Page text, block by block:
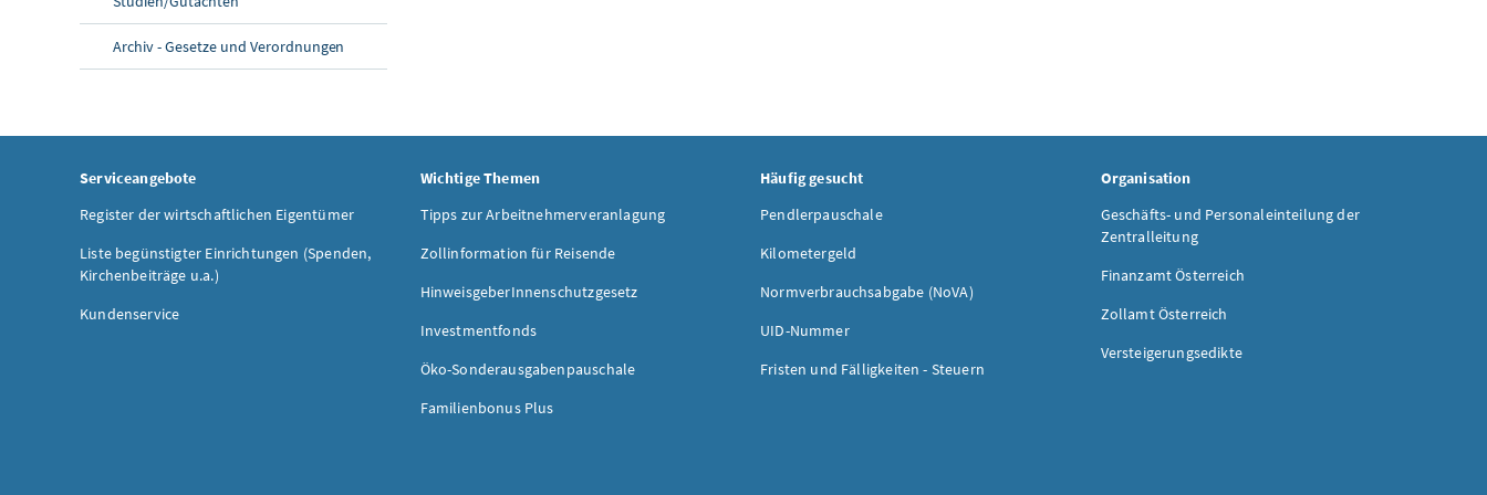
Archiv - Gesetze und Verordnungen
Serviceangebote
Register der wirtschaftlichen Eigentümer
Liste begünstigter Einrichtungen (Spenden,
Kirchenbeiträge u.a.)
Kundenservice
Wichtige Themen
Tipps zur Arbeitnehmerveranlagung
Zollinformation für Reisende
HinweisgeberInnenschutzgesetz
Investmentfonds
Öko-Sonderausgabenpauschale
Familienbonus Plus
Häufig gesucht
Pendlerpauschale
Kilometergeld
Normverbrauchsabgabe (NoVA)
UID-Nummer
Fristen und Fälligkeiten - Steuern
Organisation
Geschäfts- und Personaleinteilung der
Zentralleitung
Finanzamt Österreich
Zollamt Österreich
Versteigerungsedikte